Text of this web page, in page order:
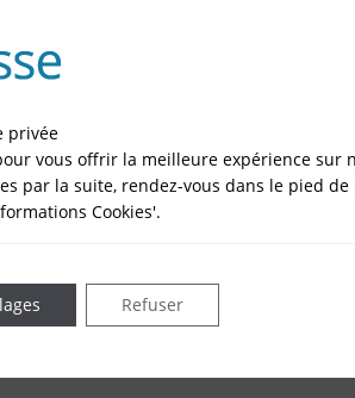
DANS LE DÉPARTEMENT DU 75 -
privée
vous offrir la meilleure expérience sur
par la suite, rendez-vous dans le pied
Cookies'.
Refuser